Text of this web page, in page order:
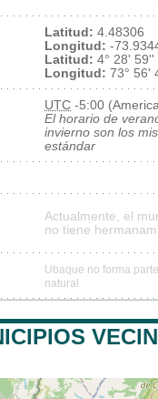
Latitud: 4.48306
Longitud: -
Latitud: 4° 28' 59''
Longitud: 73° 56'
UTC -5:00
El horario de
invierno son los
estándar
Actualmente, el
no tiene
Ubaque no forma
natural